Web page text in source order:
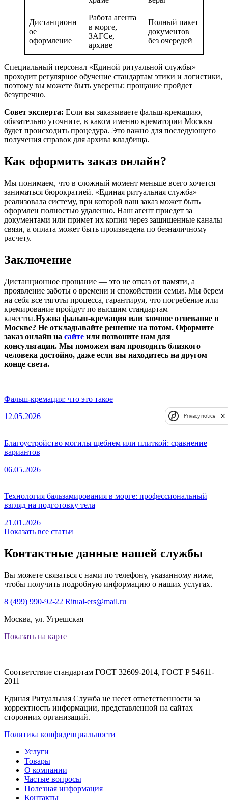
Дистанционн
ое
оформление
Работа агента
в морге,
ЗАГСе,
архиве
Полный пакет
документов
без очередей
Специальный персонал «Единой ритуальной службы»
проходит регулярное обучение стандартам этики и логистики,
поэтому вы можете быть уверены: прощание пройдет
безупречно.
Совет эксперта: Если вы заказываете фальш-кремацию,
обязательно уточните, в каком именно крематории Москвы
будет происходить процедура. Это важно для последующего
получения справок для архива кладбища.
Как оформить заказ онлайн?
Мы понимаем, что в сложный момент меньше всего хочется
заниматься бюрократией. «Единая ритуальная служба»
реализовала систему, при которой ваш заказ может быть
оформлен полностью удаленно. Наш агент приедет за
документами или примет их копии через защищенные каналы
связи, а оплата может быть произведена по безналичному
расчету.
Заключение
Дистанционное прощание — это не отказ от памяти, а
проявление заботы о времени и спокойствии семьи. Мы берем
на себя все тяготы процесса, гарантируя, что погребение или
кремирование пройдут по высшим стандартам
качества.Нужна фальш-кремация или заочное отпевание в
Москве? Не откладывайте решение на потом. Оформите
заказ онлайн на сайте или позвоните нам для
консультации. Мы поможем вам проводить близкого
человека достойно, даже если вы находитесь на другом
конце света.
Фальш-кремация: что это такое
12.05.2026
Благоустройство могилы щебнем или плиткой: сравнение
вариантов
06.05.2026
Технология бальзамирования в морге: профессиональный
взгляд на подготовку тела
21.01.2026
Показать все статьи
Контактные данные нашей службы
Вы можете связаться с нами по телефону, указанному ниже,
чтобы получить подробную информацию о наших услугах.
8 (499) 990-92-22 Ritual-ers@mail.ru
Москва, ул. Угрешская
Показать на карте
Соответствие стандартам ГОСТ 32609-2014, ГОСТ Р 54611-
2011
Единая Ритуальная Служба не несет ответственности за
корректность информации, представленной на сайтах
сторонних организаций.
Политика конфиденциальности
Услуги
Товары
О компании
Частые вопросы
Полезная информация
Контакты
Privacy notice